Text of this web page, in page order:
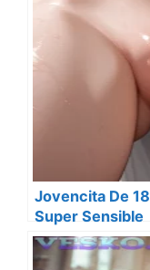
Jovencita De
Super Sensible